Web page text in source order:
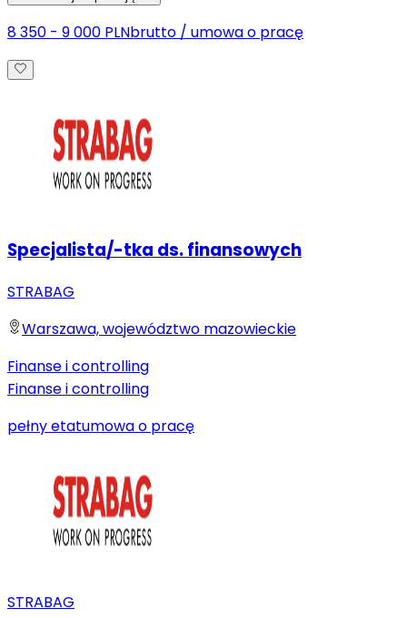
8 350 - 9 000 PLNbrutto / umowa o pracę
Specjalista/-tka ds. finansowych
STRABAG
Warszawa, województwo mazowieckie
Finanse i controlling
Finanse i controlling
pełny etatumowa o pracę
STRABAG